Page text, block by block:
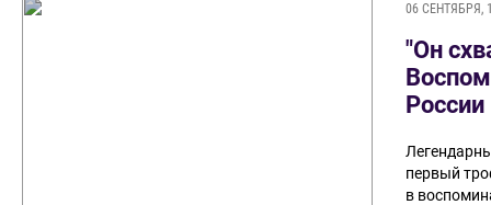
06 СЕНТЯБРЯ,
"Он
России
первый
в